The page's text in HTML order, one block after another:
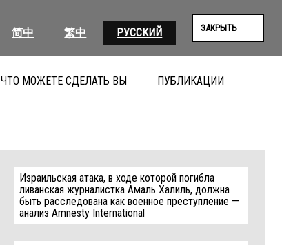
简中 繁中 РУССКИЙ ЗАКРЫТЬ
ЧТО МОЖЕТЕ СДЕЛАТЬ ВЫ ПУБЛИКАЦИИ
Израильская атака, в ходе которой погибла
ливанская журналистка Амаль Халиль, должна
быть расследована как военное преступление —
анализ Amnesty International